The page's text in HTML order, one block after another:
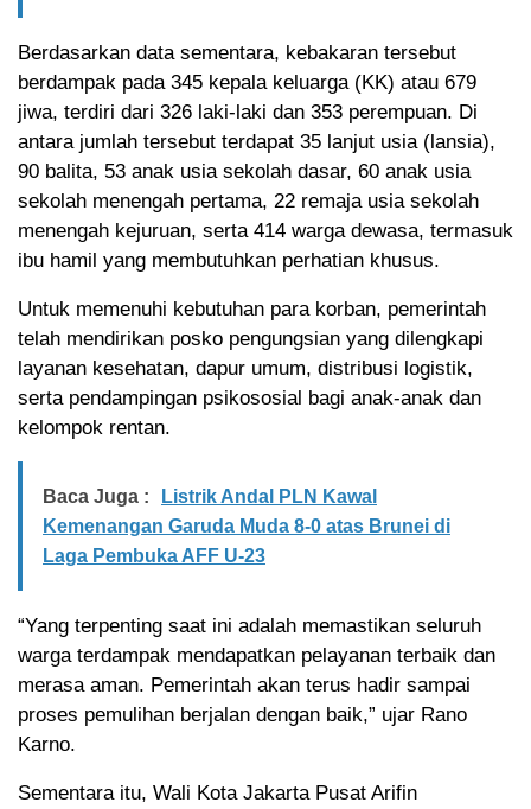
Berdasarkan data sementara, kebakaran tersebut
berdampak pada 345 kepala keluarga (KK) atau 679
jiwa, terdiri dari 326 laki-laki dan 353 perempuan. Di
antara jumlah tersebut terdapat 35 lanjut usia (lansia),
90 balita, 53 anak usia sekolah dasar, 60 anak usia
sekolah menengah pertama, 22 remaja usia sekolah
menengah kejuruan, serta 414 warga dewasa, termasuk
ibu hamil yang membutuhkan perhatian khusus.
Untuk memenuhi kebutuhan para korban, pemerintah
telah mendirikan posko pengungsian yang dilengkapi
layanan kesehatan, dapur umum, distribusi logistik,
serta pendampingan psikososial bagi anak-anak dan
kelompok rentan.
Baca Juga :
Listrik Andal PLN Kawal
Kemenangan Garuda Muda 8-0 atas Brunei di
Laga Pembuka AFF U-23
“Yang terpenting saat ini adalah memastikan seluruh
warga terdampak mendapatkan pelayanan terbaik dan
merasa aman. Pemerintah akan terus hadir sampai
proses pemulihan berjalan dengan baik,” ujar Rano
Karno.
Sementara itu, Wali Kota Jakarta Pusat Arifin